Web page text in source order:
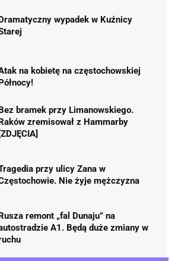
wypadek w Kuźnicy
na kobietę na częstochowskiej
Północy!
bramek przy Limanowskiego.
zremisował z Hammarby
[ZDJĘCIA]
przy ulicy Zana w
Nie żyje mężczyzna
remont „fal Dunaju” na
A1. Będą duże zmiany w